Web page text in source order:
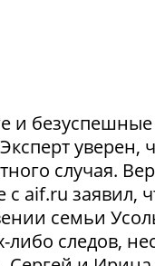
и
случая.
aif.ru заявил,
семьи
либо следов,